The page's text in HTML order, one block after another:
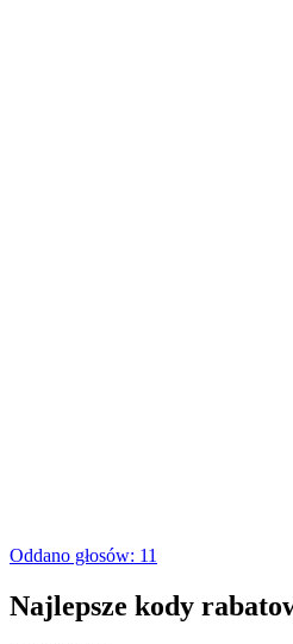
Oddano głosów: 11
Najlepsze kody